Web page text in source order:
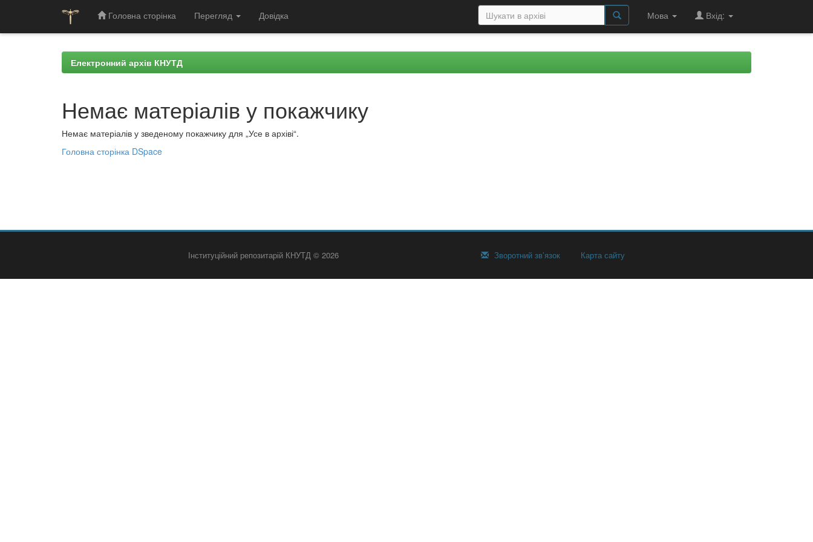
Головна сторінка Перегляд Довідка Мова Вхід:
Електронний архів КНУТД
Немає матеріалів у покажчику
Немає матеріалів у зведеному покажчику для „Усе в архіві“.
Головна сторінка DSpace
Інституційний репозитарій КНУТД © 2026 Зворотний зв’язок Карта сайту